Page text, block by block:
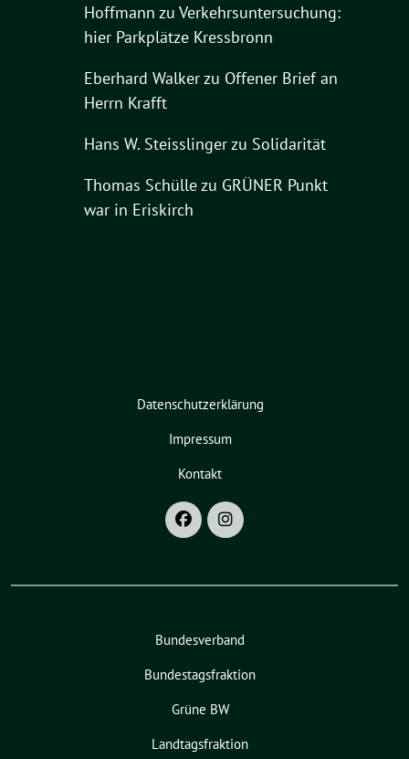
Hoffmann zu Verkehrsuntersuchung:
hier Parkplätze Kressbronn
Eberhard Walkerzu Offener Brief an
Herrn Krafft
Hans W. Steisslingerzu Solidarität
Thomas Schüllezu GRÜNER Punkt
war in Eriskirch
Datenschutzerklärung
Impressum
Kontakt
Bundesverband
Bundestagsfraktion
Grüne BW
Landtagsfraktion